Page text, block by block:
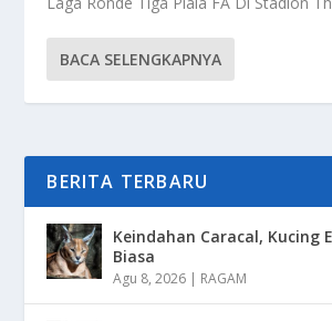
BACA SELENGKAPNYA
BERITA TERBARU
Keindahan Caracal, Kucing
Biasa
Agu 8, 2026 | RAGAM